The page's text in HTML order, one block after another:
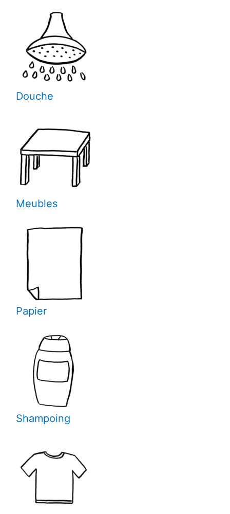
Douche
Meubles
Papier
Shampoing